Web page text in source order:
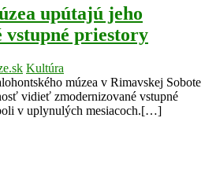
upútajú jeho
vstupné priestory
Kultúra
múzea v Rimavskej Sobote
vidieť zmodernizované vstupné
v uplynulých mesiacoch.[…]